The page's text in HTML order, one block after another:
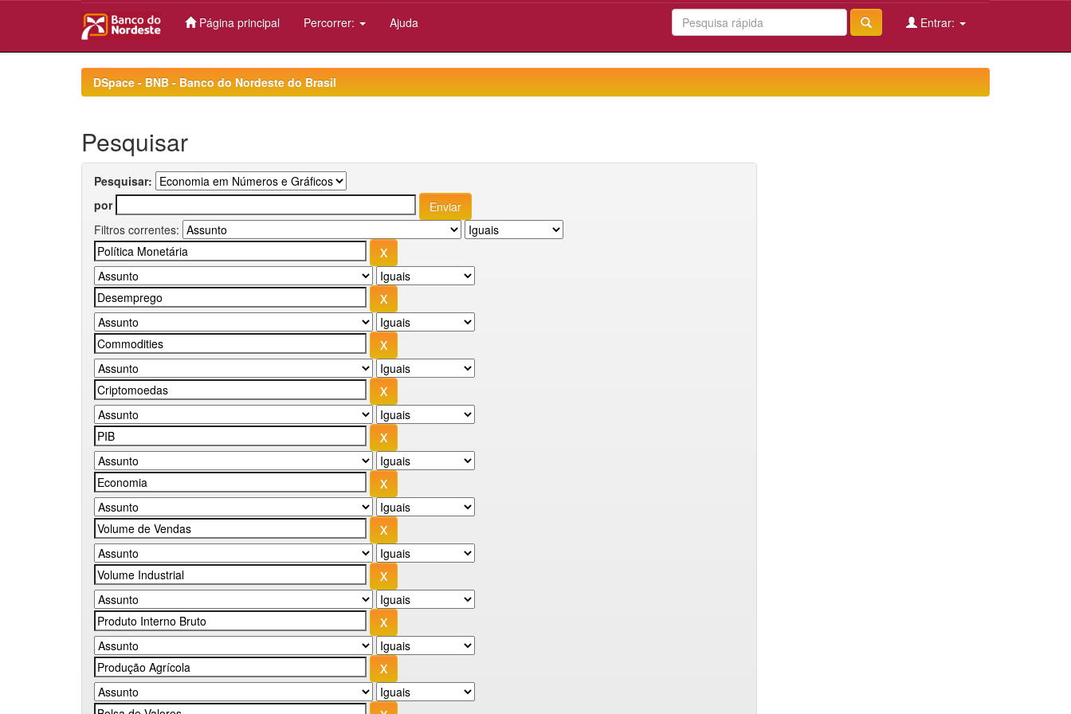
Página principal Percorrer: Ajuda Entrar:
DSpace - BNB - Banco do Nordeste do Brasil
Pesquisar
Pesquisar:
por
Filtros correntes: